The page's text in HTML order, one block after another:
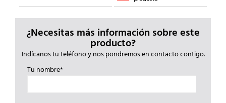
¿Necesitas más información sobre este
producto?
Indícanos tu teléfono y nos pondremos en contacto contigo.
Tu nombre*